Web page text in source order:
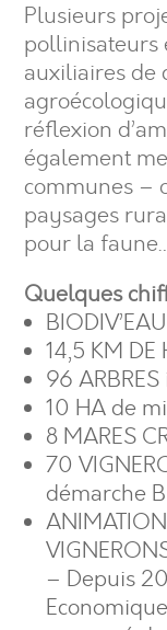
Plusieurs
pollinisateurs
auxiliaires de
réflexion
également
communes –
paysages
pour la
Quelques
BIODIV’EAU
14,5 KM DE
96
10 HA de
8 MARES
70
démarche
ANIMATION
– Depuis